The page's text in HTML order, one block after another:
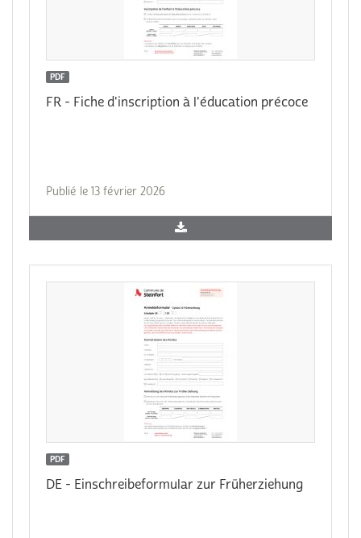
PDF
FR - Fiche d'inscription à l'éducation précoce
Publié le 13 février 2026
PDF
DE - Einschreibeformular zur Früherziehung